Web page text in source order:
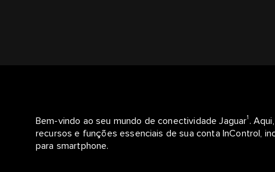
Bem-vindo ao seu mundo de conectividade Jaguar1 .
recursos e funções essenciais de sua conta InControl,
para smartphone.